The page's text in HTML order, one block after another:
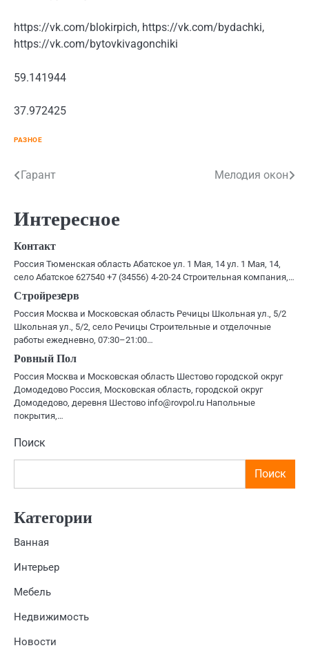
https://vk.com/blokirpich, https://vk.com/bydachki,
https://vk.com/bytovkivagonchiki
59.141944
37.972425
РАЗНОЕ
Навигация
записям
Гарант Мелодия окон
Интересное
Контакт
Россия Тюменская область Абатское ул. 1 Мая, 14 ул. 1 Мая, 14,
село Абатское 627540 +7 (34556) 4-20-24 Строительная компания,…
Стройрезeрв
Россия Москва и Московская область Речицы Школьная ул., 5/2
Школьная ул., 5/2, село Речицы Строительные и отделочные
работы ежедневно, 07:30–21:00…
Ровный Пол
Россия Москва и Московская область Шестово городской округ
Домодедово Россия, Московская область, городской округ
Домодедово, деревня Шестово info@rovpol.ru Напольные
покрытия,…
Поиск
Поиск
Категории
Ванная
Интерьер
Мебель
Недвижимость
Новости